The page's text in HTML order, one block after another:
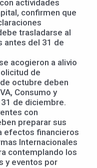
actividades
confirmen que
trasladarse al
antes del 31 de
acogieron a alivio
de
octubre deben
Consumo y
de diciembre.
con
preparar sus
efectos financieros
Internacionales
contemplando los
y eventos por